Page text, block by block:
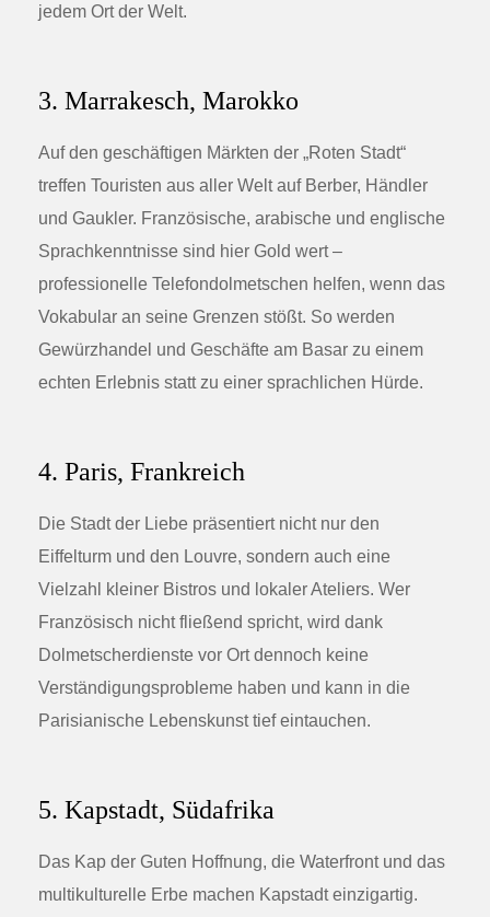
jedem Ort der Welt.
3. Marrakesch, Marokko
Auf den geschäftigen Märkten der „Roten Stadt“
treffen Touristen aus aller Welt auf Berber, Händler
und Gaukler. Französische, arabische und englische
Sprachkenntnisse sind hier Gold wert –
professionelle Telefondolmetschen helfen, wenn das
Vokabular an seine Grenzen stößt. So werden
Gewürzhandel und Geschäfte am Basar zu einem
echten Erlebnis statt zu einer sprachlichen Hürde.
4. Paris, Frankreich
Die Stadt der Liebe präsentiert nicht nur den
Eiffelturm und den Louvre, sondern auch eine
Vielzahl kleiner Bistros und lokaler Ateliers. Wer
Französisch nicht fließend spricht, wird dank
Dolmetscherdienste vor Ort dennoch keine
Verständigungsprobleme haben und kann in die
Parisianische Lebenskunst tief eintauchen.
5. Kapstadt, Südafrika
Das Kap der Guten Hoffnung, die Waterfront und das
multikulturelle Erbe machen Kapstadt einzigartig.